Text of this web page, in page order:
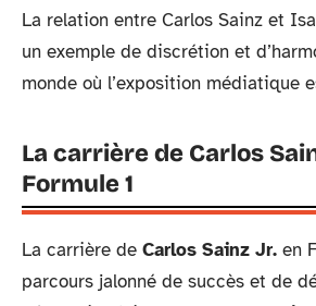
La relation entre Carlos Sainz et
un exemple de discrétion et
monde où l’exposition médiatique
La carrière de Carlos
Formule 1
La carrière de Carlos Sainz Jr. en
parcours jalonné de succès et de